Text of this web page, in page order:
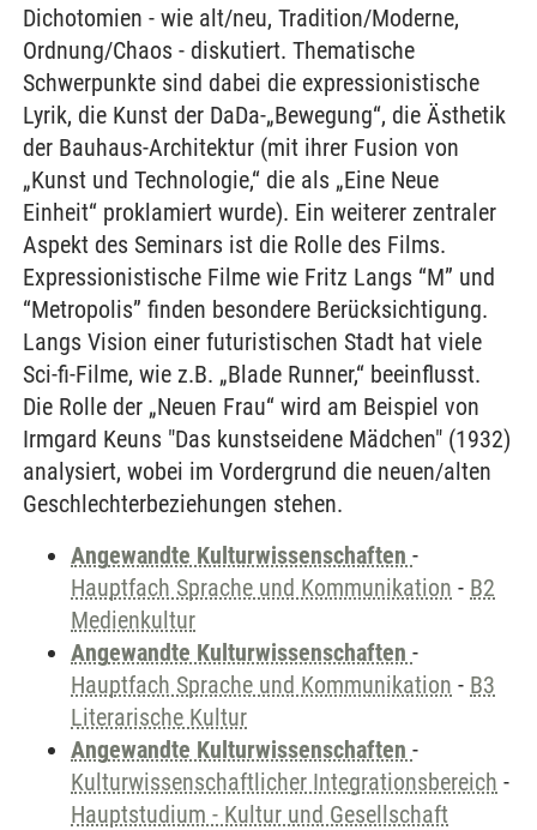
Dichotomien - wie alt/neu, Tradition/Moderne,
Ordnung/Chaos - diskutiert. Thematische
Schwerpunkte sind dabei die expressionistische
Lyrik, die Kunst der DaDa-„Bewegung“, die Ästhetik
der Bauhaus-Architektur (mit ihrer Fusion von
„Kunst und Technologie,“ die als „Eine Neue
Einheit“ proklamiert wurde). Ein weiterer zentraler
Aspekt des Seminars ist die Rolle des Films.
Expressionistische Filme wie Fritz Langs “M” und
“Metropolis” finden besondere Berücksichtigung.
Langs Vision einer futuristischen Stadt hat viele
Sci-fi-Filme, wie z.B. „Blade Runner,“ beeinflusst.
Die Rolle der „Neuen Frau“ wird am Beispiel von
Irmgard Keuns "Das kunstseidene Mädchen" (1932)
analysiert, wobei im Vordergrund die neuen/alten
Geschlechterbeziehungen stehen.
Angewandte Kulturwissenschaften -
Hauptfach Sprache und Kommunikation - B2
Medienkultur
Angewandte Kulturwissenschaften -
Hauptfach Sprache und Kommunikation - B3
Literarische Kultur
Angewandte Kulturwissenschaften -
Kulturwissenschaftlicher Integrationsbereich -
Hauptstudium - Kultur und Gesellschaft